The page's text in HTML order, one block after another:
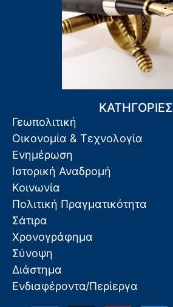
ΚΑΤΗΓΟΡΙΕΣ
Γεωπολιτική
Οικονομία & Τεχνολογία
Ενημέρωση
Ιστορική Αναδρομή
Κοινωνία
Πολιτική Πραγματικότητα
Σάτιρα
Χρονογράφημα
Σύνοψη
Διάστημα
Ενδιαφέροντα/Περίεργα